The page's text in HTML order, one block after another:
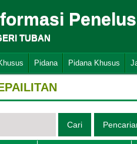
TUBAN
Pidana Pidana Khusus